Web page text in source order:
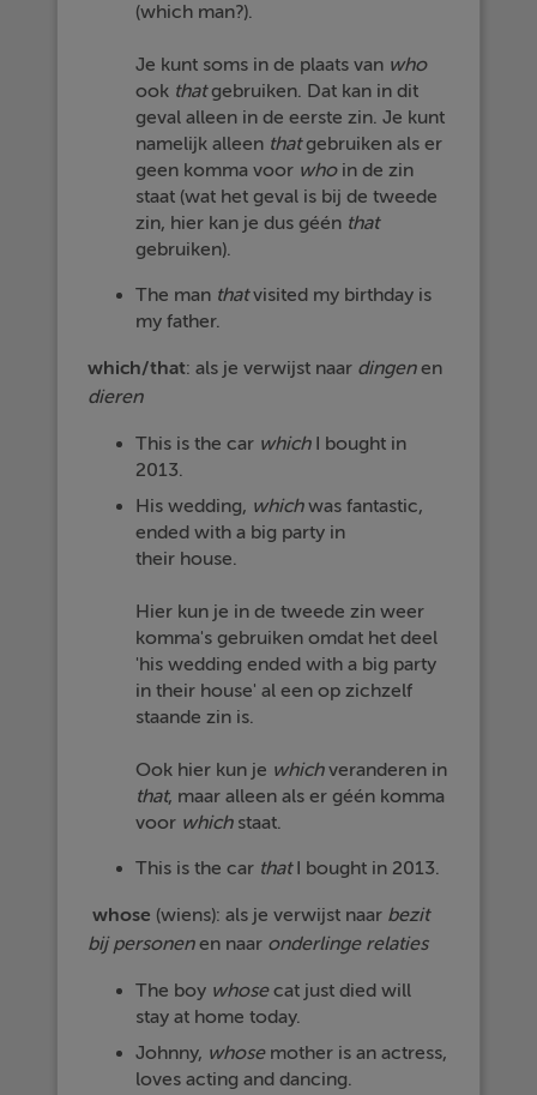
(which man?).
Je kunt soms in de plaats van who
ook thatgebruiken. Dat kan in dit
geval alleen in de eerste zin. Je kunt
namelijk alleen thatgebruiken als er
geen komma voor whoin de zin
staat (wat het geval is bij de tweede
zin, hier kan je dus géén that
gebruiken).
The man thatvisited my birthday is
my father.
which/that: als je verwijst naar dingenen
dieren
This is the car whichI bought in
2013.
His wedding, whichwas fantastic,
ended with a big party in
their house.
Hier kun je in de tweede zin weer
komma's gebruiken omdat het deel
'his wedding ended with a big party
in their house' al een op zichzelf
staande zin is.
Ook hier kun je whichveranderen in
that, maar alleen als er géén komma
voor whichstaat.
This is the car thatI bought in 2013.
whose (wiens): als je verwijst naar bezit
bij personenen naar onderlinge relaties
The boy whosecat just died will
stay at home today.
Johnny, whosemother is an actress,
loves acting and dancing.